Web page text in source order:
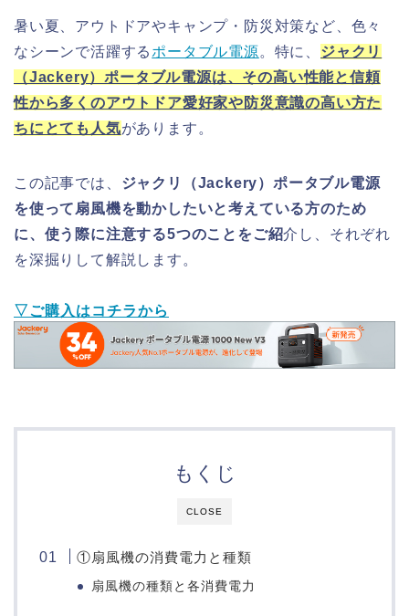
暑い夏、アウトドアやキャンプ・防災対策など、色々
なシーンで活躍するポータブル電源。特に、 ジャクリ
（Jackery）ポータブル電源は、その高い性能と信頼
性から多くのアウトドア愛好家や防災意識の高い方た
ちにとても人気があります。
この記事では、 ジャクリ（Jackery）ポータブル電源
を使って扇風機を動かしたいと考えている方のため
に、使う際に注意する5つのことをご紹介し、それぞれ
を深掘りして解説します。
▽ご購入はコチラから
CLOSE
もくじ
①扇風機の消費電力と種類
扇風機の種類と各消費電力